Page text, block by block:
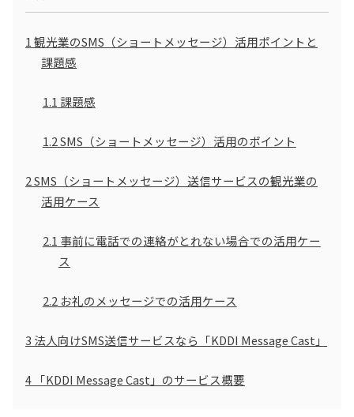
1 観光業のSMS（ショートメッセージ）活用ポイントと
課題感
1.1 課題感
1.2SMS（ショートメッセージ）活用のポイント
2SMS（ショートメッセージ）送信サービスの観光業の
活用ケース
2.1 事前に電話での連絡がとれない場合での活用ケー
ス
2.2 お礼のメッセージでの活用ケース
3 法人向けSMS送信サービスなら「KDDI Message Cast」
4 「KDDI Message Cast」のサービス概要